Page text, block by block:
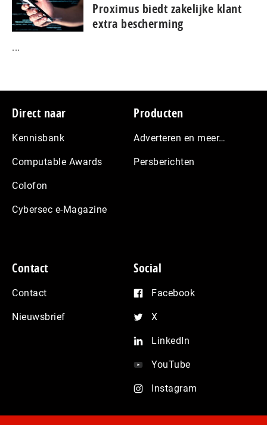
Proximus biedt zakelijke klant
extra bescherming
...
Footer
Direct naar
Kennisbank
Computable Awards
Colofon
Cybersec e-Magazine
Producten
Adverteren en meer…
Persberichten
Contact
Contact
Nieuwsbrief
Social
Facebook
X
LinkedIn
YouTube
Instagram